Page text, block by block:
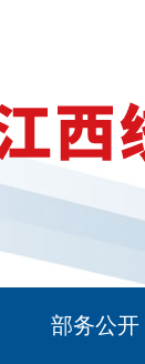
部务公开